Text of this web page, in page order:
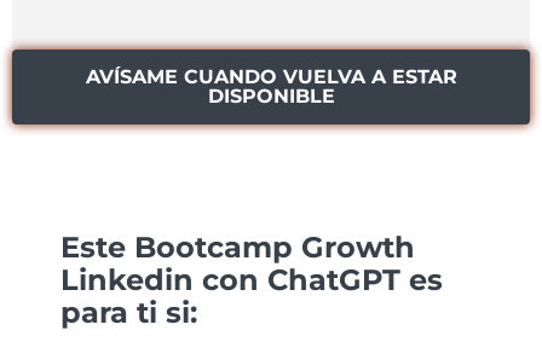
AVÍSAME CUANDO VUELVA A ESTAR
DISPONIBLE
Este Bootcamp Growth
Linkedin con ChatGPT es
para ti si: